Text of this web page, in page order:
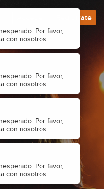
Por favor,
con nosotros.
Por favor,
con nosotros.
Por favor,
con nosotros.
Por favor,
con nosotros.
Regístrate